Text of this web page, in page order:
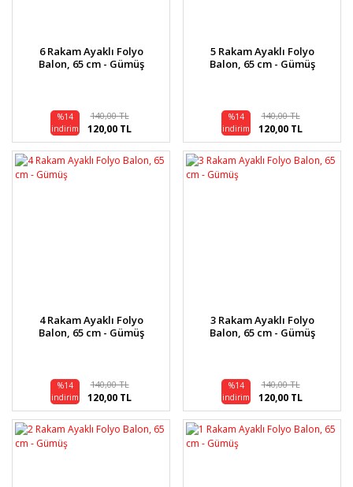
6 Rakam Ayaklı Folyo
Balon, 65 cm - Gümüş
%14
indirim
140,00 TL
120,00 TL
5 Rakam Ayaklı Folyo
Balon, 65 cm - Gümüş
%14
indirim
140,00 TL
120,00 TL
4 Rakam Ayaklı Folyo
Balon, 65 cm - Gümüş
%14
indirim
140,00 TL
120,00 TL
3 Rakam Ayaklı Folyo
Balon, 65 cm - Gümüş
%14
indirim
140,00 TL
120,00 TL